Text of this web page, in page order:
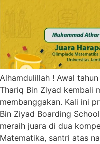
Alhamdulillah ! Awal
Thariq Bin Ziyad kembali
membanggakan. Kali ini
Bin Ziyad Boarding
meraih juara di dua
Matematika, santri atas